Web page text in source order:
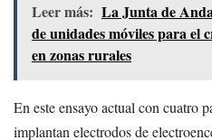
Leer más: La Junta de
de unidades móviles para el
en zonas rurales
En este ensayo actual con cuatro
implantan electrodos de